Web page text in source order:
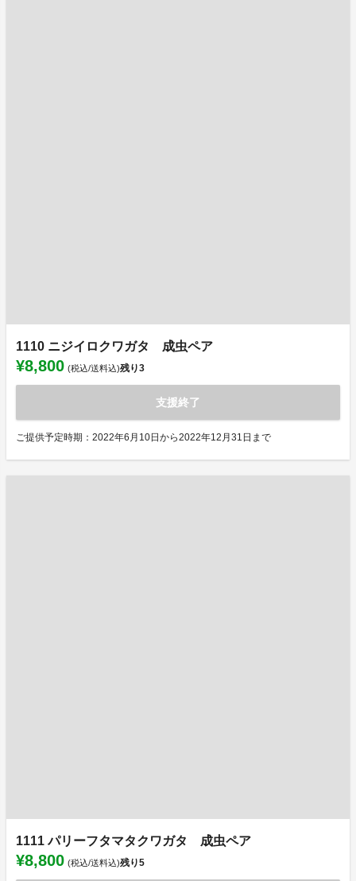
1110 ニジイロクワガタ 成虫ペア
¥8,800 (税込/送料込)残り3
支援終了
ご提供予定時期：2022年6月10日から2022年12月31日まで
1111 パリーフタマタクワガタ 成虫ペア
¥8,800 (税込/送料込)残り5